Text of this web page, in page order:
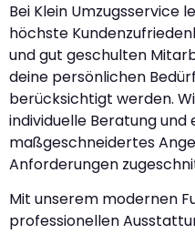
Bei Klein Umzugsservice
höchste
und gut geschulten
deine persönlichen
berücksichtigt werden.
individuelle Beratung und
maßgeschneidertes
Anforderungen
Mit unserem modernen
professionellen